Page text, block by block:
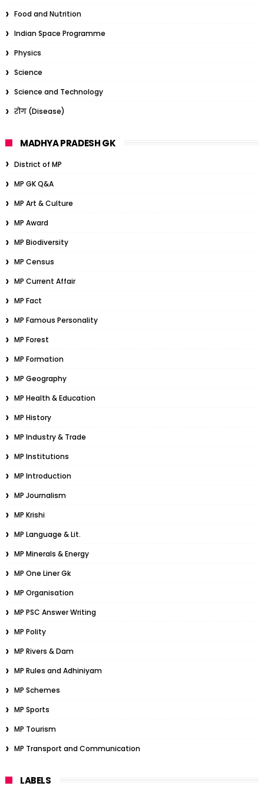
Food and Nutrition
Indian Space Programme
Physics
Science
Science and Technology
रोग (Disease)
MADHYA PRADESH GK
District of MP
MP GK Q&A
MP Art & Culture
MP Award
MP Biodiversity
MP Census
MP Current Affair
MP Fact
MP Famous Personality
MP Forest
MP Formation
MP Geography
MP Health & Education
MP History
MP Industry & Trade
MP Institutions
MP Introduction
MP Journalism
MP Krishi
MP Language & Lit.
MP Minerals & Energy
MP One Liner Gk
MP Organisation
MP PSC Answer Writing
MP Polity
MP Rivers & Dam
MP Rules and Adhiniyam
MP Schemes
MP Sports
MP Tourism
MP Transport and Communication
LABELS